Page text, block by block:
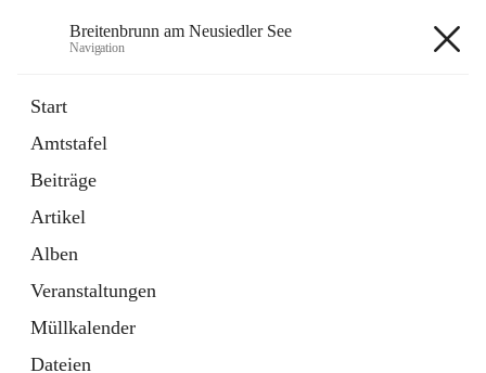
Breitenbrunn am Neusiedler See
Navigation
Start
Amtstafel
Beiträge
Artikel
Alben
Veranstaltungen
Müllkalender
Dateien
18 Schnellzugriffe
Gemeindeservice